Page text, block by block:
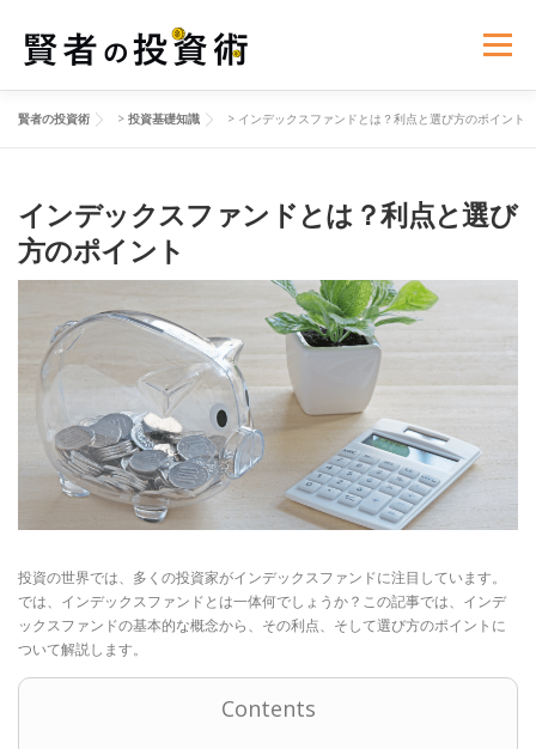
メニュー
資産運用の心理学 投資法則と戦略
賢者の投資術 > 投資基礎知識 > インデックスファンドとは？利点と選び方のポイント
インデックスファンドとは？利点と選び
方のポイント
投資の世界では、多くの投資家がインデックスファンドに注目しています。
では、インデックスファンドとは一体何でしょうか？この記事では、インデ
ックスファンドの基本的な概念から、その利点、そして選び方のポイントに
ついて解説します。
Contents